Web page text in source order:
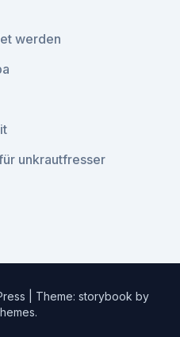
werden
unkrautfresser
Theme: storybook by
.